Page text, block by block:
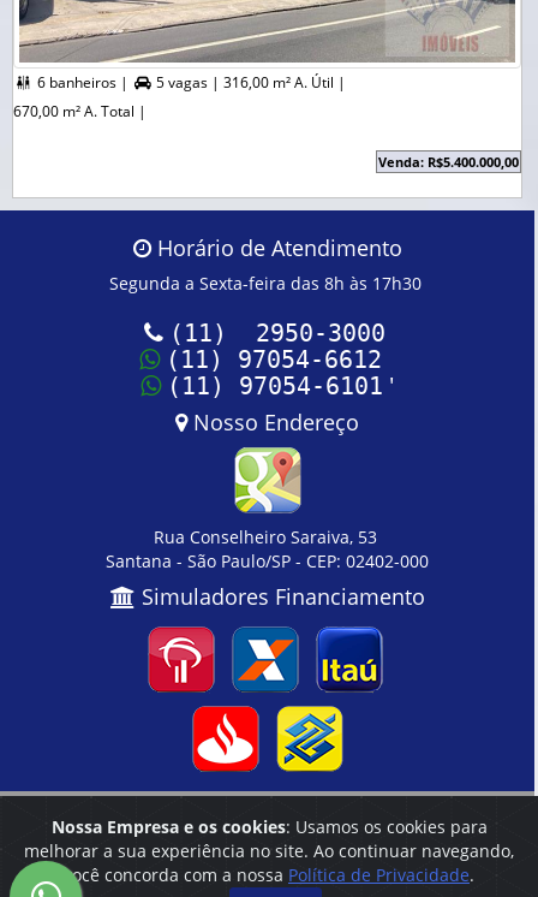
Nossa Empresa e os cookies: Usamos os cookies para
melhorar a sua experiência no site. Ao continuar navegando,
você concorda com a nossa Política de Privacidade.
 6 banheiros |  5 vagas | 316,00 m² A. Útil |
670,00 m² A. Total |
Venda: R$5.400.000,00
Horário de Atendimento
Segunda a Sexta-feira das 8h às 17h30
(11) 2950-3000
(11) 97054-6612
(11) 97054-6101 '
Nosso Endereço
Rua Conselheiro Saraiva, 53
Santana - São Paulo/SP - CEP: 02402-000
Simuladores Financiamento
Home|Empresa|Cadastre seu Imóvel|Contato
Reservamo-nos o direito de qualquer erro de digitação, assim